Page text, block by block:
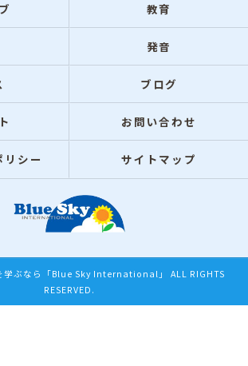
教育
発音
ブログ
お問い合わせ
シー サイトマップ
学ぶなら「Blue Sky International」 ALL RIGHTS
RESERVED.